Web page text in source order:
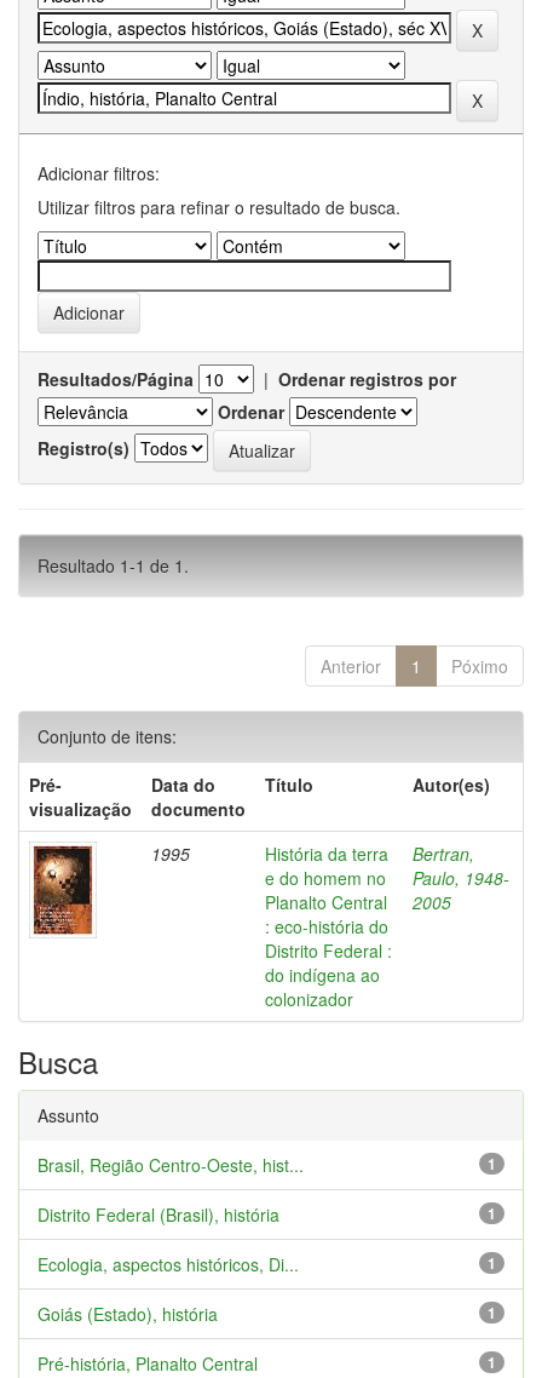
Adicionar filtros:
Utilizar filtros para refinar o resultado de busca.
Resultados/Página | Ordenar registros por
Ordenar
Registro(s)
Resultado 1-1 de 1.
Anterior 1 Póximo
Conjunto de itens:
Pré-
visualização
Data do
documento
Título Autor(es)
1995
História da terra
e do homem no
Planalto Central
: eco-história do
Distrito Federal :
do indígena ao
colonizador
Bertran,
Paulo, 1948-
2005
Busca
Assunto
1
Brasil, Região Centro-Oeste, hist...
1
Distrito Federal (Brasil), história
1
Ecologia, aspectos históricos, Di...
1
Goiás (Estado), história
1
Pré-história, Planalto Central